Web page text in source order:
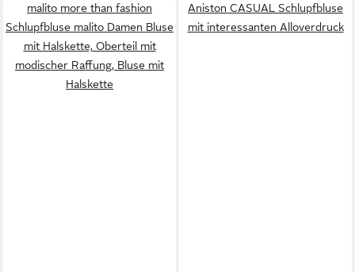
malito more than fashion
Schlupfbluse malito Damen Bluse
mit Halskette, Oberteil mit
modischer Raffung, Bluse mit
Halskette
Aniston CASUAL Schlupfbluse
mit interessanten Alloverdruck